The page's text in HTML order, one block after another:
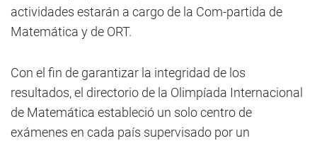
actividades estarán a cargo de la Com-partida de
Matemática y de ORT.
Con el fin de garantizar la integridad de los
resultados, el directorio de la Olimpíada Internacional
de Matemática estableció un solo centro de
exámenes en cada país supervisado por un